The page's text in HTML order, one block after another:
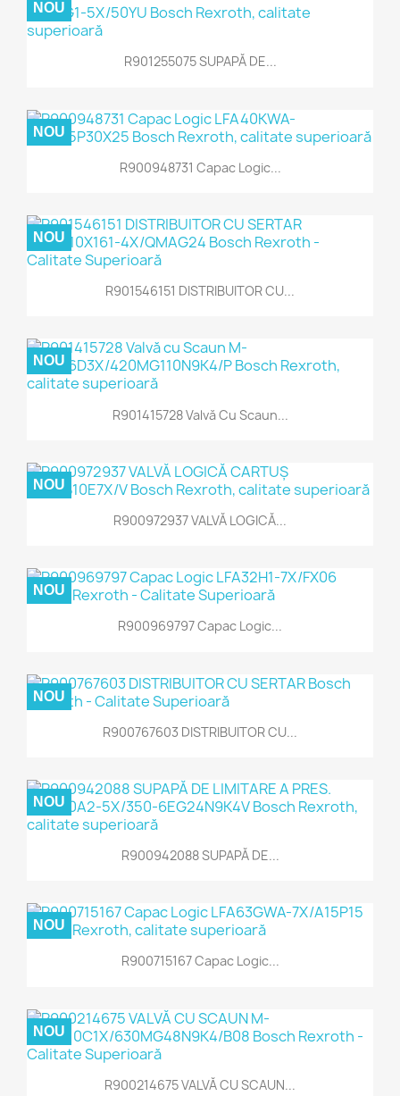
R901255075 SUPAPĂ DE...
NOU
R900948731 Capac Logic...
NOU
R901546151 DISTRIBUITOR CU...
NOU
R901415728 Valvă Cu Scaun...
NOU
R900972937 VALVĂ LOGICĂ...
NOU
R900969797 Capac Logic...
NOU
R900767603 DISTRIBUITOR CU...
NOU
R900942088 SUPAPĂ DE...
NOU
R900715167 Capac Logic...
NOU
R900214675 VALVĂ CU SCAUN...
NOU